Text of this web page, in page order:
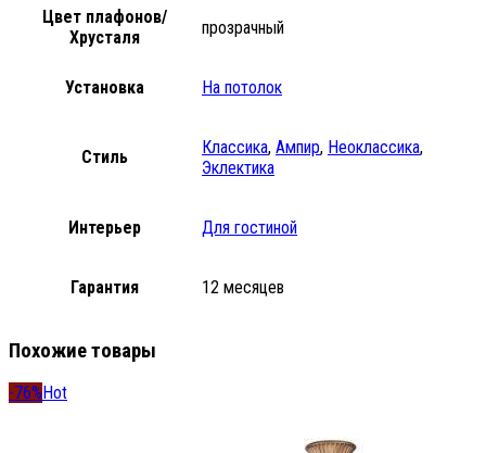
Цвет плафонов/
Хрусталя
прозрачный
Установка На потолок
Стиль Классика, Ампир, Неоклассика,
Эклектика
Интерьер Для гостиной
Гарантия 12 месяцев
Похожие товары
-76% Hot